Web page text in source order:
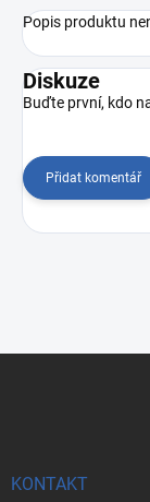
Popis produktu
Diskuze
Buďte první, kdo
Přidat komentář
KONTAKT